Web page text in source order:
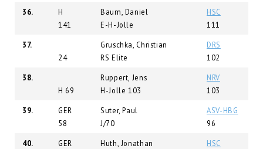
36.
H
141
Baum, Daniel
E-H-Jolle
HSC
111
37.
24
Gruschka, Christian
RS Elite
DRS
102
38.
H 69
Ruppert, Jens
H-Jolle 103
NRV
103
39.
GER
58
Suter, Paul
J/70
ASV-HBG
96
40.
GER
Huth, Jonathan
HSC